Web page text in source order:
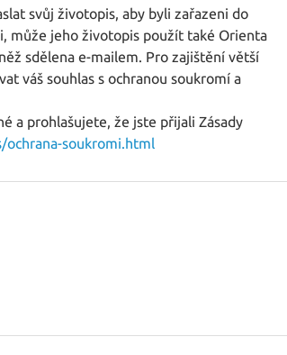
svůj životopis, aby byli zařazeni do
může jeho životopis použít také Orienta
sdělena e-mailem. Pro zajištění větší
váš souhlas s ochranou soukromí a
a prohlašujete, že jste přijali Zásady
soukromi.html